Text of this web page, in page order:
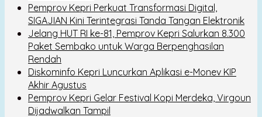
Pemprov Kepri Perkuat Transformasi Digital,
SIGAJIAN Kini Terintegrasi Tanda Tangan Elektronik
Jelang HUT RI ke-81, Pemprov Kepri Salurkan 8.300
Paket Sembako untuk Warga Berpenghasilan
Rendah
Diskominfo Kepri Luncurkan Aplikasi e-Monev KIP
Akhir Agustus
Pemprov Kepri Gelar Festival Kopi Merdeka, Virgoun
Dijadwalkan Tampil